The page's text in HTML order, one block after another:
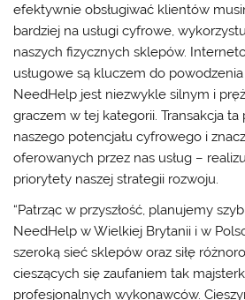
efektywnie obsługiwać klientów
bardziej na usługi cyfrowe,
naszych fizycznych sklepów.
usługowe są kluczem do powodzenia
NeedHelp jest niezwykle silnym i
graczem w tej kategorii. Transakcja ta
naszego potencjału cyfrowego i
oferowanych przez nas usług –
priorytety naszej strategii rozwoju.
“Patrząc w przyszłość, planujemy
NeedHelp w Wielkiej Brytanii i w
szeroką sieć sklepów oraz siłę
cieszących się zaufaniem tak
profesjonalnych wykonawców.